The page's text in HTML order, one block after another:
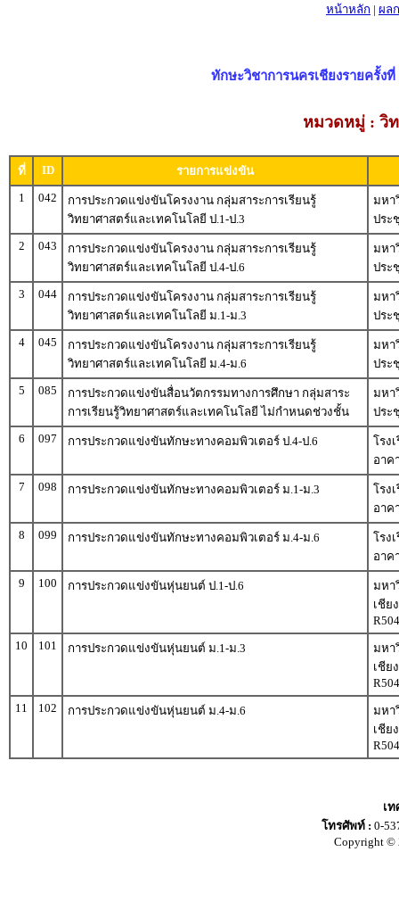
หน้าหลัก | ผล
ทักษะวิชาการนครเชียงรายครั้ง
หมวดหมู่ : วิ
ที่ ID
รายการแข่งขัน
1
042
การประกวดแข่งขันโครงงาน กลุ่มสาระการเรียนรู้
วิทยาศาสตร์และเทคโนโลยี ป.1-ป.3
มหา
ประ
2
043
การประกวดแข่งขันโครงงาน กลุ่มสาระการเรียนรู้
วิทยาศาสตร์และเทคโนโลยี ป.4-ป.6
มหา
ประ
3
044
การประกวดแข่งขันโครงงาน กลุ่มสาระการเรียนรู้
วิทยาศาสตร์และเทคโนโลยี ม.1-ม.3
มหา
ประ
4
045
การประกวดแข่งขันโครงงาน กลุ่มสาระการเรียนรู้
วิทยาศาสตร์และเทคโนโลยี ม.4-ม.6
มหา
ประ
5
085
การประกวดแข่งขันสื่อนวัตกรรมทางการศึกษา กลุ่มสาระ
การเรียนรู้วิทยาศาสตร์และเทคโนโลยี ไม่กำหนดช่วงชั้น
มหา
ประ
6
097 การประกวดแข่งขันทักษะทางคอมพิวเตอร์ ป.4-ป.6
โรง
อาค
7
098 การประกวดแข่งขันทักษะทางคอมพิวเตอร์ ม.1-ม.3
โรง
อาค
8
099 การประกวดแข่งขันทักษะทางคอมพิวเตอร์ ม.4-ม.6
โรง
อาค
9
100 การประกวดแข่งขันหุ่นยนต์ ป.1-ป.6
มหา
เชีย
R504
10
101 การประกวดแข่งขันหุ่นยนต์ ม.1-ม.3
มหา
เชีย
R504
11
102 การประกวดแข่งขันหุ่นยนต์ ม.4-ม.6
มหา
เชีย
R504
เ
โทรศัพท์ : 0-
Copyright ©